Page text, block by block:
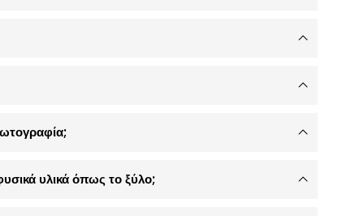
υλικά όπως το ξύλο;